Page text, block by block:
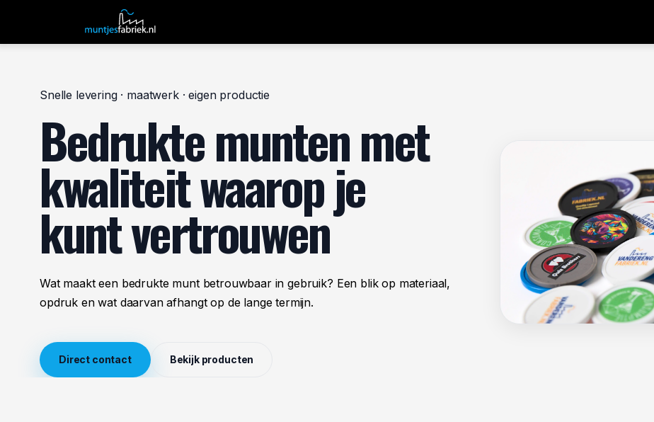
Overslaan naar inhoud
Snelle levering · maatwerk · eigen productie
Bedrukte munten met
kwaliteit waarop je
kunt vertrouwen
Wat maakt een bedrukte munt betrouwbaar in gebruik? Een blik op materiaal,
opdruk en wat daarvan afhangt op de lange termijn.
Direct contact Bekijk producten